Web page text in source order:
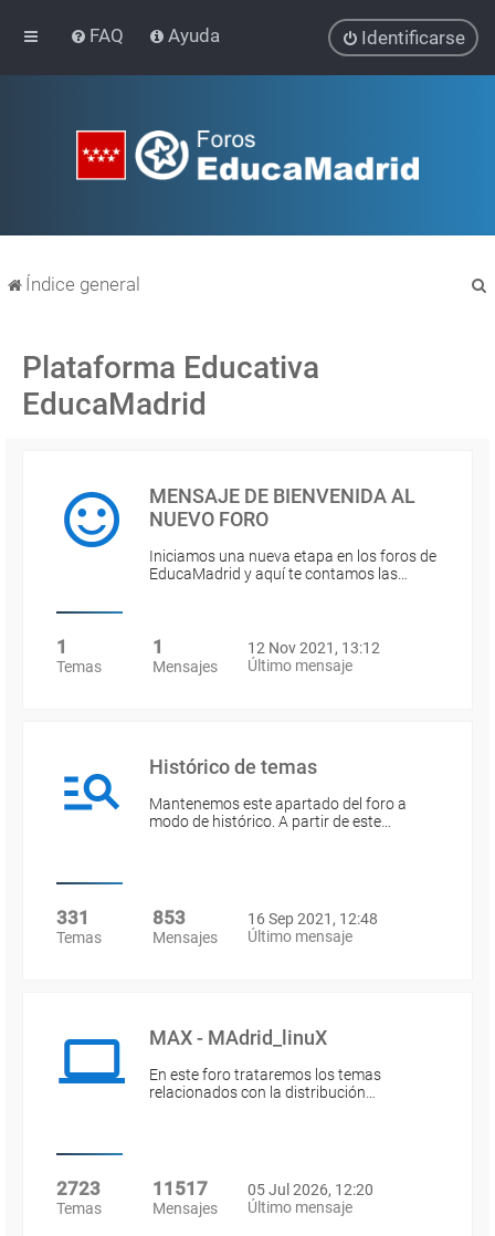
FAQ Ayuda Identificarse
Índice general
Plataforma Educativa
EducaMadrid
MENSAJE DE BIENVENIDA AL
NUEVO FORO
Iniciamos una nueva etapa en los foros de
EducaMadrid y aquí te contamos las…
1
Temas
1
Mensajes
12 Nov 2021, 13:12
Último mensaje
Histórico de temas
Mantenemos este apartado del foro a
modo de histórico. A partir de este…
331
Temas
853
Mensajes
16 Sep 2021, 12:48
Último mensaje
MAX - MAdrid_linuX
En este foro trataremos los temas
relacionados con la distribución…
2723
Temas
11517
Mensajes
05 Jul 2026, 12:20
Último mensaje